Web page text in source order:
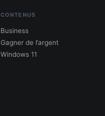
CONTENUS
Business
Gagner de l’argent
Windows 11